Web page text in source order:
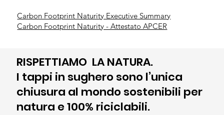
Carbon Footprint Naturity Executive Summary
Carbon Footprint Naturity - Attestato APCER
RISPETTIAMO LA NATURA.
I tappi in sughero sono l’unica
chiusura al mondo sostenibili per
natura e 100% riciclabili.